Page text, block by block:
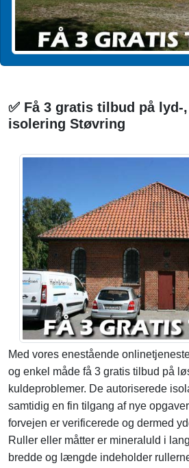
✅ Få 3 gratis tilbud på lyd-
isolering Støvring
Med vores enestående
og enkel måde få 3 gratis tilbud på
kuldeproblemer. De autoriserede
samtidig en fin tilgang af nye
forvejen er verificerede og dermed
Ruller eller måtter er mineraluld i
bredde og længde indeholder